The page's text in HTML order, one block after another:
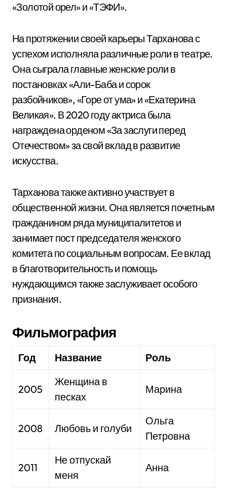
«Золотой орел» и «ТЭФИ».
На протяжении своей карьеры Тарханова с
успехом исполняла различные роли в театре.
Она сыграла главные женские роли в
постановках «Али-Баба и сорок
разбойников», «Горе от ума» и «Екатерина
Великая». В 2020 году актриса была
награждена орденом «За заслуги перед
Отечеством» за свой вклад в развитие
искусства.
Тарханова также активно участвует в
общественной жизни. Она является почетным
гражданином ряда муниципалитетов и
занимает пост председателя женского
комитета по социальным вопросам. Ее вклад
в благотворительность и помощь
нуждающимся также заслуживает особого
признания.
Фильмография
Год Название Роль
2005
Женщина в
песках
Марина
2008 Любовь и голуби
Ольга
Петровна
2011
Не отпускай
меня
Анна